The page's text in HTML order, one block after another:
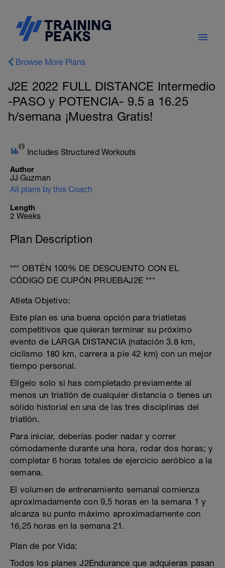
Browse More Plans
J2E 2022 FULL DISTANCE Intermedio
-PASO y POTENCIA- 9.5 a 16.25
h/semana ¡Muestra Gratis!
Includes Structured Workouts
Author
JJ Guzman
All plans by this Coach
Length
2 Weeks
Plan Description
*** OBTÉN 100% DE DESCUENTO CON EL
CÓDIGO DE CUPÓN PRUEBAJ2E ***
Atleta Objetivo:
Este plan es una buena opción para triatletas
competitivos que quieran terminar su próximo
evento de LARGA DISTANCIA (natación 3.8 km,
ciclismo 180 km, carrera a pie 42 km) con un mejor
tiempo personal.
Elígelo solo si has completado previamente al
menos un triatlón de cualquier distancia o tienes un
sólido historial en una de las tres disciplinas del
triatlón.
Para iniciar, deberías poder nadar y correr
cómodamente durante una hora, rodar dos horas; y
completar 6 horas totales de ejercicio aeróbico a la
semana.
El volumen de entrenamiento semanal comienza
aproximadamente con 9,5 horas en la semana 1 y
alcanza su punto máximo aproximadamente con
16,25 horas en la semana 21.
Plan de por Vida:
Todos los planes J2Endurance que adquieras pasan